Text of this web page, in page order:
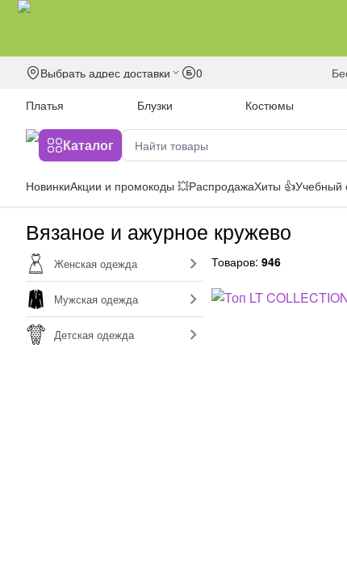
Выбрать адрес доставки 0
Платья
Блузки Костюмы
Каталог
НовинкиАкции и промокоды 💥РаспродажаХиты 👍Учебный
Вязаное и ажурное кружево
Женская одежда
Мужская одежда
Детская одежда
Товаров: 946